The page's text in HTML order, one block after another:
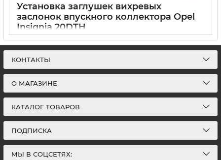
Установка заглушек вихревых
заслонок впускного коллектора Opel
Insignia 20DTH
26 Марта 2021 0
КОНТАКТЫ
О МАГАЗИНЕ
КАТАЛОГ ТОВАРОВ
ПОДПИСКА
МЫ В СОЦСЕТЯХ: